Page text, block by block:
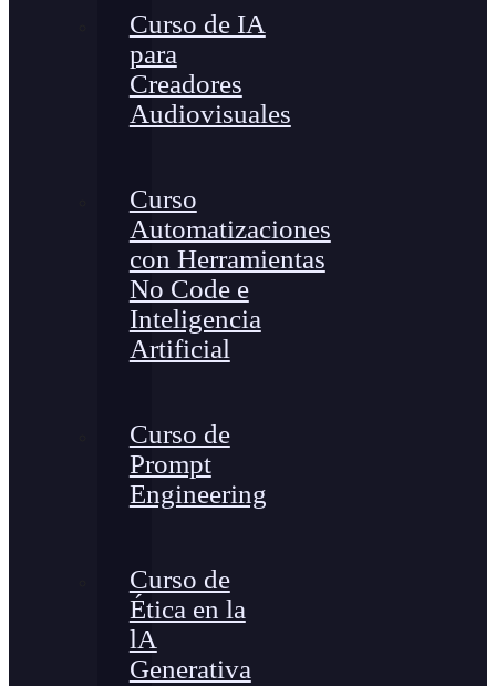
Curso de IA
para
Creadores
Audiovisuales
Curso
Automatizaciones
con Herramientas
No Code e
Inteligencia
Artificial
Curso de
Prompt
Engineering
Curso de
Ética en la
lA
Generativa